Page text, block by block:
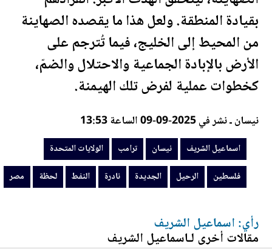
بقيادة المنطقة. ولعل هذا ما يقصده الصهاينة
من المحيط إلى الخليج، فيما تُترجم على
الأرض بالإبادة الجماعية والاحتلال والضمّ،
كخطوات عملية لفرض تلك الهيمنة.
نيسان ـ نشر في 2025-09-09 الساعة 13:53
اسماعيل الشريف نيسان ترامب
الولايات المتحدة
فلسطين
الرحيل الجديدة نادرة النفط لحظة مصر
رأي: اسماعيل الشريف
مقالات أخرى لـاسماعيل الشريف